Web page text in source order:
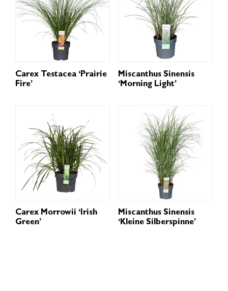
Carex Testacea ‘Prairie
Fire’
Miscanthus Sinensis
‘Morning Light’
Carex Morrowii ‘Irish
Green’
Miscanthus Sinensis
‘Kleine Silberspinne’